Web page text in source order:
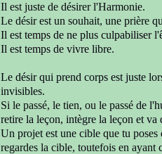
Il est juste de désirer l'Harmonie.
Le désir est un souhait, une prière
Il est temps de ne plus culpabiliser
Il est temps de vivre libre.
Le désir qui prend corps est juste
invisibles.
Si le passé, le tien, ou le passé de
retire la leçon, intègre la leçon et va
Un projet est une cible que tu
regardes la cible, toutefois en ayant